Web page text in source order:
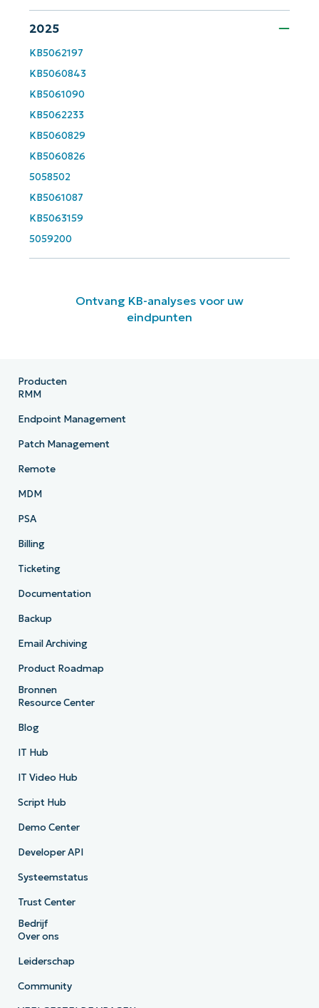
2025
KB5062197
KB5060843
KB5061090
KB5062233
KB5060829
KB5060826
5058502
KB5061087
KB5063159
5059200
Ontvang KB-analyses voor uw
eindpunten
Business
number*
Land
Company
name*
Producten
RMM
Endpoint Management
Patch Management
Remote
MDM
PSA
Billing
Ticketing
Documentation
Backup
Email Archiving
Product Roadmap
Bronnen
Resource Center
Blog
IT Hub
IT Video Hub
Script Hub
Demo Center
Developer API
Systeemstatus
Trust Center
Bedrijf
Over ons
Leiderschap
Community